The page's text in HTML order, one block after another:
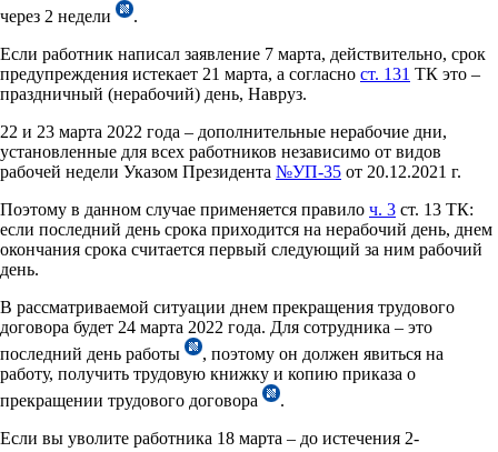
через 2 недели
.
Если работник написал заявление 7 марта, действительно, срок
предупреждения истекает 21 марта, а согласно ст. 131 ТК это –
праздничный (нерабочий) день, Навруз.
22 и 23 марта 2022 года – дополнительные нерабочие дни,
установленные для всех работников независимо от видов
рабочей недели Указом Президента №УП-35 от 20.12.2021 г.
Поэтому в данном случае применяется правило ч. 3 ст. 13 ТК:
если последний день срока приходится на нерабочий день, днем
окончания срока считается первый следующий за ним рабочий
день.
В рассматриваемой ситуации днем прекращения трудового
договора будет 24 марта 2022 года. Для сотрудника – это
последний день работы
, поэтому он должен явиться на
работу, получить трудовую книжку и копию приказа о
прекращении трудового договора
.
Если вы уволите работника 18 марта – до истечения 2-